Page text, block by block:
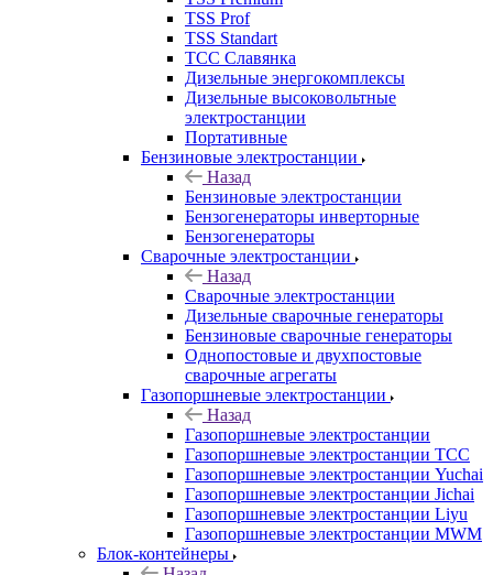
TSS Prof
TSS Standart
ТСС Славянка
Дизельные энергокомплексы
Дизельные высоковольтные
электростанции
Портативные
Бензиновые электростанции
Назад
Бензиновые электростанции
Бензогенераторы инверторные
Бензогенераторы
Сварочные электростанции
Назад
Сварочные электростанции
Дизельные сварочные генераторы
Бензиновые сварочные генераторы
Однопостовые и двухпостовые
сварочные агрегаты
Газопоршневые электростанции
Назад
Газопоршневые электростанции
Газопоршневые электростанции ТСС
Газопоршневые электростанции Yuchai
Газопоршневые электростанции Jichai
Газопоршневые электростанции Liyu
Газопоршневые электростанции MWM
Блок-контейнеры